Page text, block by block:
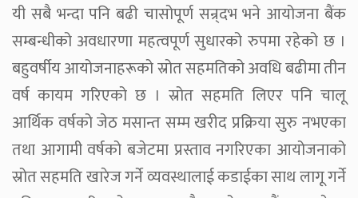
यी सबै भन्दा पनि बढी चासोपूर्ण सन्र्दभ भने आयोजना बैंक
सम्बन्धीको अवधारणा महत्वपूर्ण सुधारको रुपमा रहेको छ ।
बहुवर्षीय आयोजनाहरूको स्रोत सहमतिको अवधि बढीमा तीन
वर्ष कायम गरिएको छ । स्रोत सहमति लिएर पनि चालू
आर्थिक वर्षको जेठ मसान्त सम्म खरीद प्रक्रिया सुरु नभएका
तथा आगामी वर्षको बजेटमा प्रस्ताव नगरिएका आयोजनाको
स्रोत सहमति खारेज गर्ने व्यवस्थालाई कडाईका साथ लागू गर्ने